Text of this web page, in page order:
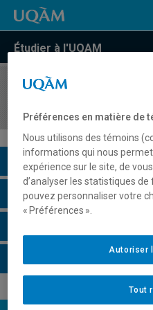
Étudier à l'UQAM
COURS//
Description du cours
Horaire - Été 2026
Préférences en matière de
Nous utilisons des témoins
informations qui nous
expérience sur le site, de
d’analyser les statistiques
pouvez personnaliser votre
« Préférences ».
Tout
Autoriser